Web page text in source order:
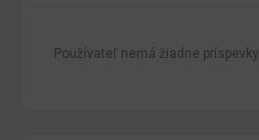
Používateľ nemá žiadne príspevky